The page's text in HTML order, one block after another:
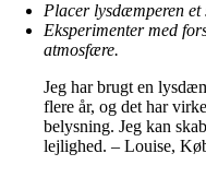
Placer lysdæmperen
Eksperimenter med
atmosfære.
Jeg har brugt en
flere år, og det har
belysning. Jeg kan
lejlighed. – Louise,